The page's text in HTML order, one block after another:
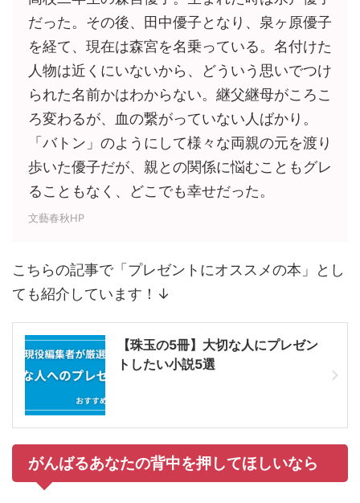
だった。その後、田中優子となり、泉ヶ原優子
を経て、現在は森宮を名乗っている。名付けた
人物は近くにいないから、どういう思いでつけ
られた名前かはわからない。継父継母がころこ
ろ変わるが、血の繋がっていない人ばかり。
「バトン」のようにして様々な両親の元を渡り
歩いた優子だが、親との関係に悩むこともグレ
ることもなく、どこでも幸せだった。
文藝春秋HP
こちらの記事で「プレゼントにオススメの本」とし
ても紹介しています！↓
【珠玉の5冊】大切な人にプレゼン
トしたい小説5選
がんばるあなたの背中を押してほしいなら